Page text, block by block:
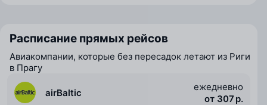
Расписание прямых рейсов
Авиакомпании, которые без пересадок летают из Риги
в Прагу
airBaltic
ежедневно
от 307 р.